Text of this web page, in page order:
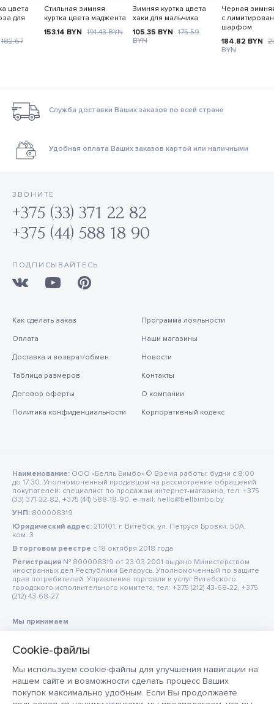
Мы используем cookie-файлы для улучшения навигации на
нашем сайте и возможности сделать процесс Ваших
покупок максимально удобным. Если Вы продолжаете
цвета
для
182.67
Стильная зимняя
куртка цвета маджента
153.14 BYN 191.43BYN
Зимняя куртка цвета
хаки для мальчика
105.35 BYN 175.59
BYN
Черная
с
шарфом
184.82 BYN
BYN
Служба доставки Ваших заказов по всей стране
Удобная оплата Ваших заказов картой или наличными
ЗВОНИТЕ
+375 (33) 371 22 82
+375 (44) 588 18 90
ПОДПИСЫВАЙТЕСЬ
Как сделать заказ
Оплата
Доставка и возврат/обмен
Таблица размеров
Договор оферты
Политика конфиденциальности
Программа лояльности
Наши магазины
Новости
Контакты
О компании
Корпоративный кодекс
Наименование: ООО «Белль Бимбо» © Время работы: будни с 8:00
до 17:30. Уполномоченный продавцом на рассмотрение обращений
покупателей: специалист по продажам интернет-магазина, тел: +375
(33) 371-22-82, +375 (44) 588-18-90, e-mail: hello@bellbimbo.by
УНП: 800008319
Юридический адрес: 210101, г. Витебск, ул. Петруся Бровки, 50А,
ком. 3
В торговом реестре c 18 октября 2018 года
Регистрация № 800008319 от 23.03.2001 выдано Министерством
иностранных дел Республики Беларусь. Уполномоченный по защите
прав потребителей: Управление торговли и услуг Витебского
городского исполнительного комитета, тел: +375 (212) 43-68-22, +375
(212) 43-68-27
Мы принимаем